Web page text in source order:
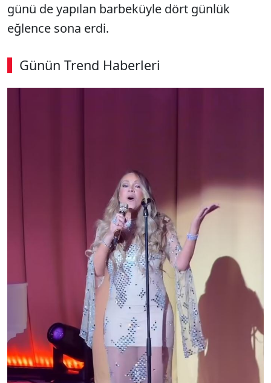
günü de yapılan barbeküyle dört günlük
eğlence sona erdi.
Günün Trend Haberleri
00:05 / 02:14